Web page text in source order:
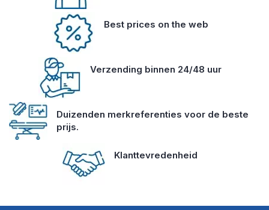
Best prices on the web
Verzending binnen 24/48 uur
Duizenden merkreferenties voor de beste
prijs.
Klanttevredenheid